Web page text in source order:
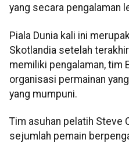
yang secara pengalaman
Piala Dunia kali ini
Skotlandia setelah
memiliki pengalaman, tim
organisasi permainan
yang mumpuni.
Tim asuhan pelatih Steve
sejumlah pemain